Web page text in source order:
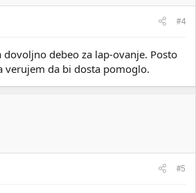
#4
dovoljno debeo za lap-ovanje. Posto
verujem da bi dosta pomoglo.
#5